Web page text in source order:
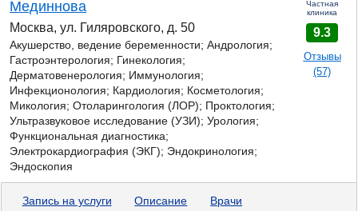
Мединнова
Москва, ул. Гиляровского, д. 50
Акушерство, ведение беременности; Андрология;
Гастроэнтерология; Гинекология;
Дерматовенерология; Иммунология;
Инфекционология; Кардиология; Косметология;
Микология; Отоларингология (ЛОР); Проктология;
Ультразвуковое исследование (УЗИ); Урология;
Функциональная диагностика;
Электрокардиография (ЭКГ); Эндокринология;
Эндоскопия
Частная
клиника
9.3
Отзывы
(57)
Запись на услуги Описание Врачи